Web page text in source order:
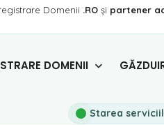
Domenii .RO și partener
DOMENII
Starea